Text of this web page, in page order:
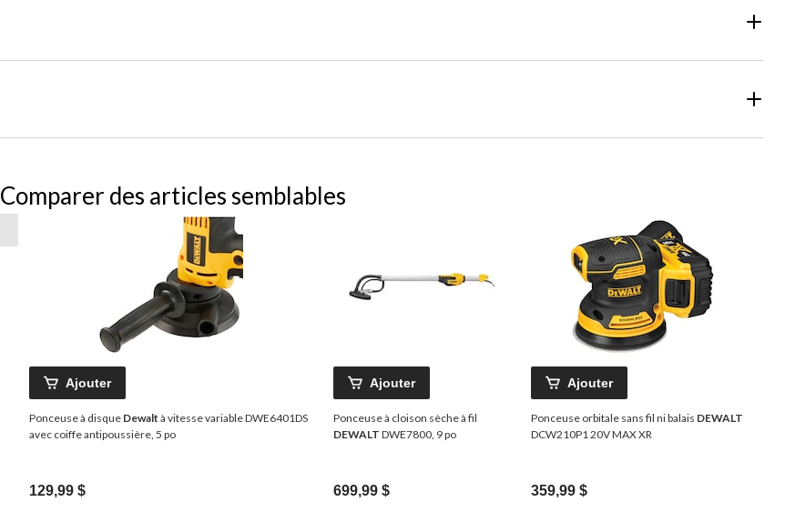
Comparer des articles semblables
Ajouter
Ponceuse à disque Dewalt à vitesse variable DWE6401DS
avec coiffe antipoussière, 5 po
129,99 $
Ajouter
Ponceuse à cloison sèche à fil
DEWALT DWE7800, 9 po
699,99 $
Ajouter
Ponceuse orbitale sans fil ni balais DEWALT
DCW210P1 20V MAX XR
359,99 $